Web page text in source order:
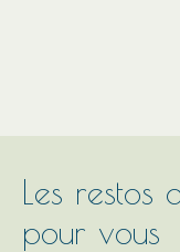
Les restos
pour vous